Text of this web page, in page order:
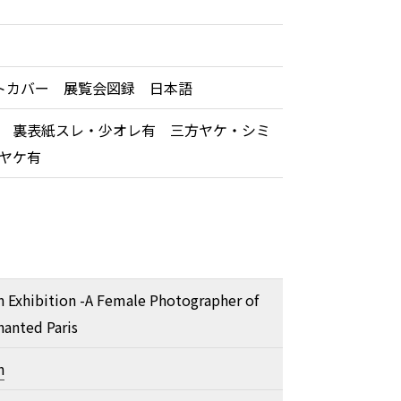
バー 展覧会図録 日本語
裏表紙スレ・少オレ有 三方ヤケ・シミ
ケ有
Exhibition -A Female Photographer of
Paris